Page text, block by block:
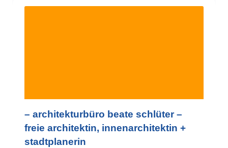
– architekturbüro beate schlüter –
freie architektin, innenarchitektin +
stadtplanerin